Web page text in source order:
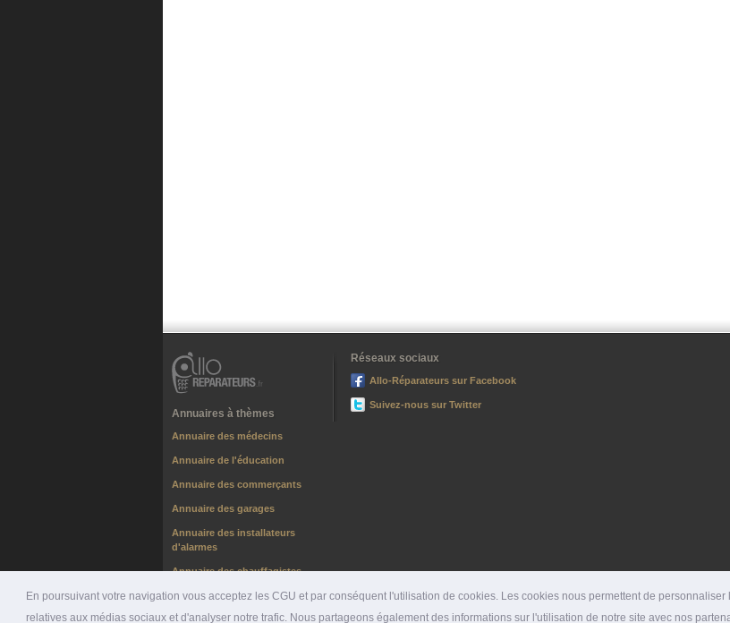
En poursuivant votre navigation vous acceptez les CGU et par conséquent l'utilisation de cookies. Les cookies nous permettent de
relatives aux médias sociaux et d'analyser notre trafic. Nous partageons également des informations sur l'utilisation de notre site avec nos
Annuaires à thèmes
Annuaire des médecins
Annuaire de l'éducation
Annuaire des commerçants
Annuaire des garages
Annuaire des installateurs
d'alarmes
Annuaire des chauffagistes
Réseaux sociaux
Allo-Réparateurs sur Facebook
Suivez-nous sur Twitter